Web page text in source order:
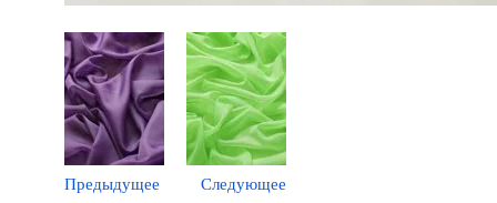
Предыдущее Следующее